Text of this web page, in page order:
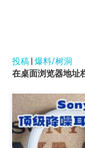
投稿 爆料/树洞
在桌面浏览器地址